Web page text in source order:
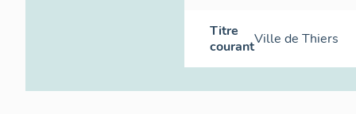
Titre
courantVille de Thiers